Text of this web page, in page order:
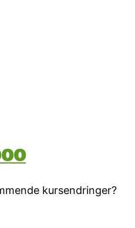
kursendringer?